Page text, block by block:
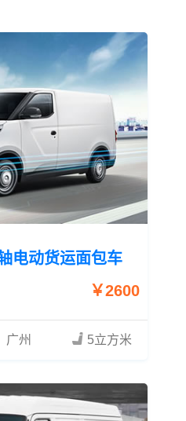
电动货运面包车
￥2600
广州 5立方米